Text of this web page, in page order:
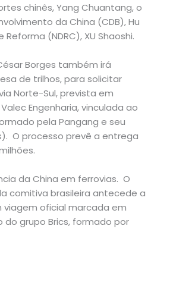
chinês, Yang Chuantang, o
da China (CDB), Hu
(NDRC), XU Shaoshi.
Borges também irá
de trilhos, para solicitar
Norte-Sul, prevista em
Engenharia, vinculada ao
pela Pangang e seu
O processo prevê a entrega
da China em ferrovias. O
comitiva brasileira antecede a
viagem oficial marcada em
grupo Brics, formado por